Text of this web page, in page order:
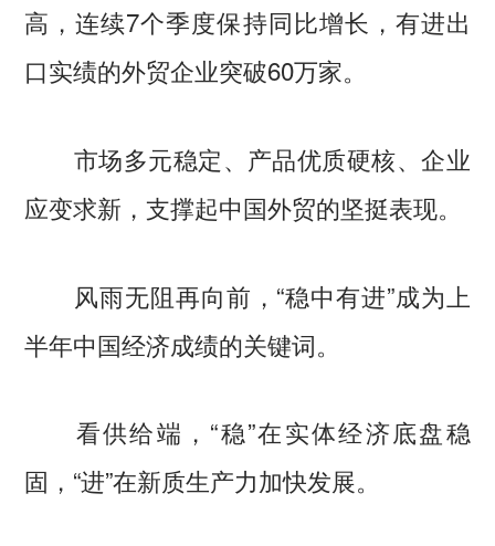
高，连续7个季度保持同比增长，有进出
口实绩的外贸企业突破60万家。
市场多元稳定、产品优质硬核、企业
应变求新，支撑起中国外贸的坚挺表现。
风雨无阻再向前，“稳中有进”成为上
半年中国经济成绩的关键词。
看供给端，“稳”在实体经济底盘稳
固，“进”在新质生产力加快发展。